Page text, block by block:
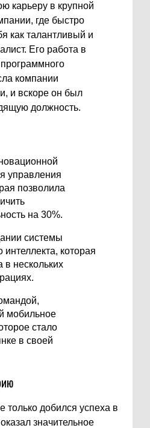
карьеру в крупной
где быстро
как талантливый и
Его работа в
компании
и вскоре он был
должность.
управления
позволила
на 30%.
системы
интеллекта, которая
нескольких
мобильное
стало
в своей
добился успеха в
значительное